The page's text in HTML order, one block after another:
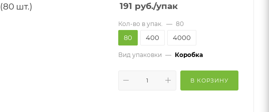
Дюбель нейлоновый PND-6M (80 шт.) 191 руб./упак
Кол-во в упак. — 80
80 400 4000
Вид упаковки — Коробка
В КОРЗИНУ